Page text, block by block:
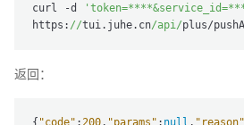
curl -d
https: //tui.juhe.cn/api/
返回：
{ "code" :200, "params" : null , "reason"